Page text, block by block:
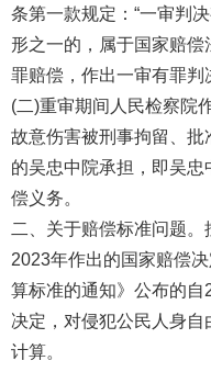
条第一款规定：“一审判
形之一的，属于国家赔
罪赔偿，作出一审有罪
(二)重审期间人民检察院
故意伤害被刑事拘留、
的吴忠中院承担，即吴
偿义务。
二、关于赔偿标准问题
2023年作出的国家赔偿
算标准的通知》公布的
决定，对侵犯公民人身
计算。